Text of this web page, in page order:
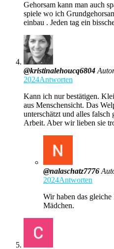
Gehorsam kann man auch
spiele wo ich
einbau . Jeden tag ein
@kristinalehoucq6804
2024Antworten
Kann ich nur bestätigen.
aus Menschensicht. Das
unterschätzt und alles falsch
Arbeit. Aber wir lieben sie
@nalaschatz7776
2024Antworten
Wir haben das
Mädchen.